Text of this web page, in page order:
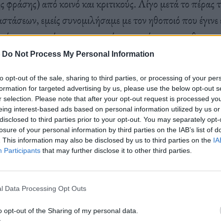
Do Not Process My Personal Information
opt-out of the sale, sharing to third parties, or processing of your
for targeted advertising by us, please use the below opt-out
selection. Please note that after your opt-out request is processed
interest-based ads based on personal information utilized by us
to third parties prior to your opt-out. You may separately
of your personal information by third parties on the IAB’s list of
This information may also be disclosed by us to third parties on the
Participants that may further disclose it to other third parties.
Data Processing Opt Outs
opt-out of the Sharing of my personal data.
φράσης) από κοινό και κριτικούς. Λίγο μετά το
εμείς συνομιλήσαμε με τον ηθοποιό που έγινε
την συνεπή και σημαντική παρουσία του στις
σήριαλ ”Αυτή η Νύχτα μένει”.
να γεννήσω όλα τα μωρά της πλάσης / Δώστε μου να
-στην παράσταση “Βάτραχοι” ακούγεται η Μάτση
η Κατερίνα Αγγελάκη Ρουκ, ο Θωμάς Γκόρπας. Το
δουλειάς διέπεται από ρυθμό, μουσικότητα,
πολύ- και το σύμπαν του ίδιου του Περλέγκα. Οι
λέμε. Και ο Περλέγκας επίσης, ευχόμαστε, να μην
να «έρχεται», ζητώντας το περίσσευμα του χρόνου
ακροατών, των πολιτών, και ουχί του κοινού όπως